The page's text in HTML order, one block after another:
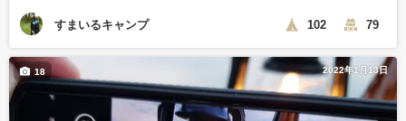
すまいるキャンプ 102 79
2022年1月13日
18